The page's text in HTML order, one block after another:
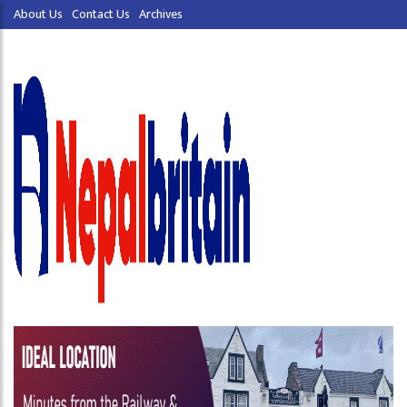
About Us Contact Us Archives